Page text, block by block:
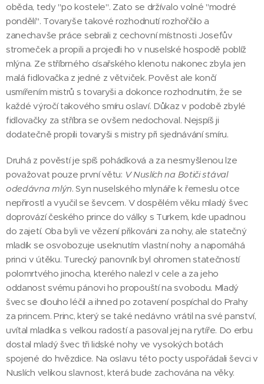
oběda, tedy "po kostele". Zato se držívalo volné "modré
pondělí". Tovaryše takové rozhodnutí rozhořčilo a
zanechavše práce sebrali z cechovní místnosti Josefův
stromeček a propili a projedli ho v nuselské hospodě poblíž
mlýna. Ze stříbrného císařského klenotu nakonec zbyla jen
malá fidlovačka z jedné z větviček. Pověst ale končí
usmířením mistrů s tovaryši a dokonce rozhodnutím, že se
každé výročí takového smíru oslaví. Důkaz v podobě zbylé
fidlovačky za stříbra se ovšem nedochoval. Nejspíš ji
dodatečně propili tovaryši s mistry při sjednávání smíru.
Druhá z pověstí je spíš pohádková a za nesmyšlenou lze
považovat pouze první větu: V Nuslích na Botiči stával
odedávna mlýn. Syn nuselského mlynáře k řemeslu otce
nepřirostl a vyučil se ševcem. V dospělém věku mladý švec
doprovází českého prince do války s Turkem, kde upadnou
do zajetí. Oba byli ve vězení přikováni za nohy, ale statečný
mladík se osvobozuje useknutím vlastní nohy a napomáhá
princi v útěku. Turecký panovník byl ohromen statečností
polomrtvého jinocha, kterého nalezl v cele a za jeho
oddanost svému pánovi ho propouští na svobodu. Mladý
švec se dlouho léčil a ihned po zotavení pospíchal do Prahy
za princem. Princ, který se také nedávno vrátil na své panství,
uvítal mladíka s velkou radostí a pasoval jej na rytíře. Do erbu
dostal mladý švec tři lidské nohy ve vysokých botách
spojené do hvězdice. Na oslavu této pocty uspořádali ševci v
Nuslích velikou slavnost, která bude zachována na věky.